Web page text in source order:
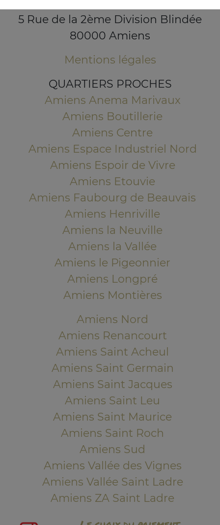
5 Rue de la 2ème Division Blindée
80000 Amiens
Mentions légales
QUARTIERS PROCHES
Amiens Anema Marivaux
Amiens Boutillerie
Amiens Centre
Amiens Espace Industriel Nord
Amiens Espoir de Vivre
Amiens Etouvie
Amiens Faubourg de Beauvais
Amiens Henriville
Amiens la Neuville
Amiens la Vallée
Amiens le Pigeonnier
Amiens Longpré
Amiens Montières
Amiens Nord
Amiens Renancourt
Amiens Saint Acheul
Amiens Saint Germain
Amiens Saint Jacques
Amiens Saint Leu
Amiens Saint Maurice
Amiens Saint Roch
Amiens Sud
Amiens Vallée des Vignes
Amiens Vallée Saint Ladre
Amiens ZA Saint Ladre